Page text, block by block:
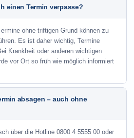
einen Termin verpasse?
ohne triftigen Grund können zu
Es ist daher wichtig, Termine
Krankheit oder anderen wichtigen
vor Ort so früh wie möglich informiert
absagen – auch ohne
über die Hotline 0800 4 5555 00 oder